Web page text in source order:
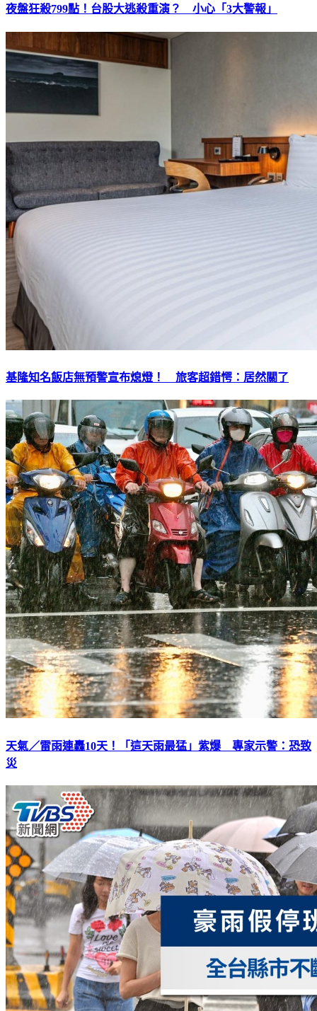
夜盤狂殺799點！台股大逃殺重演？ 小心「3大警報」
基隆知名飯店無預警宣布熄燈！ 旅客超錯愕：居然關了
天氣／雷雨連轟10天！「這天雨最猛」紫爆 專家示警：恐致
災